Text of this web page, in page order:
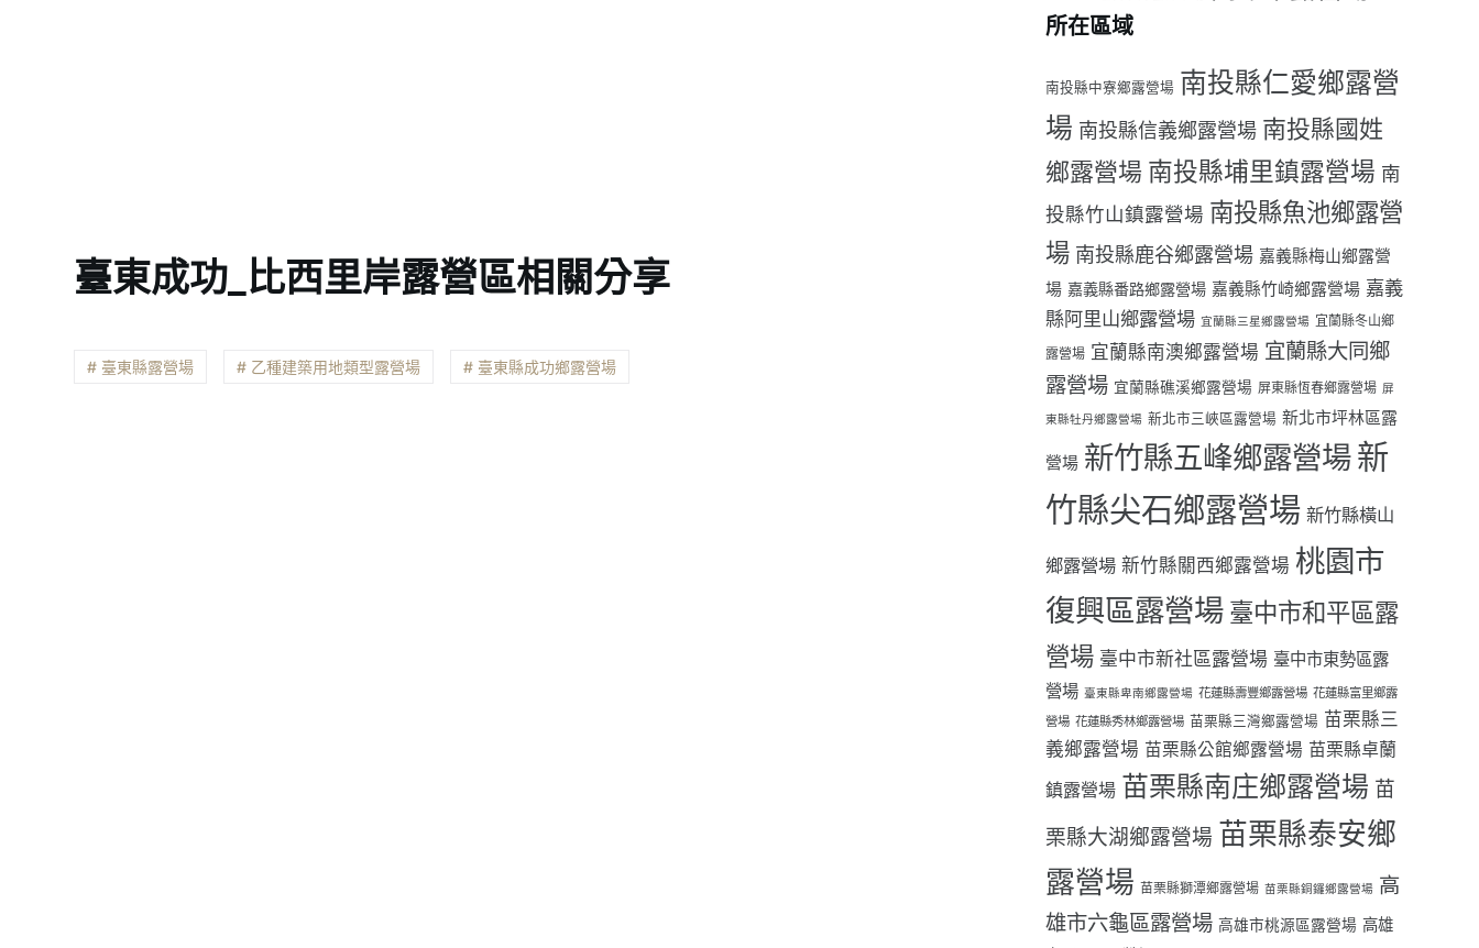
臺東成功_比西里岸露營區相關分享
# 臺東縣露營場 # 乙種建築用地類型露營場 # 臺東縣成功鄉露營場
所在區域
南投縣中寮鄉露營場 南投縣仁愛鄉露營
場 南投縣信義鄉露營場 南投縣國姓
鄉露營場 南投縣埔里鎮露營場 南
投縣竹山鎮露營場 南投縣魚池鄉露營
場 南投縣鹿谷鄉露營場 嘉義縣梅山鄉露營
場 嘉義縣番路鄉露營場 嘉義縣竹崎鄉露營場 嘉義
縣阿里山鄉露營場 宜蘭縣三星鄉露營場 宜蘭縣冬山鄉
露營場 宜蘭縣南澳鄉露營場 宜蘭縣大同鄉
露營場 宜蘭縣礁溪鄉露營場 屏東縣恆春鄉露營場 屏
東縣牡丹鄉露營場 新北市三峽區露營場 新北市坪林區露
營場 新竹縣五峰鄉露營場新
竹縣尖石鄉露營場 新竹縣橫山
鄉露營場 新竹縣關西鄉露營場 桃園市
復興區露營場 臺中市和平區露
營場 臺中市新社區露營場 臺中市東勢區露
營場 臺東縣卑南鄉露營場 花蓮縣壽豐鄉露營場 花蓮縣富里鄉露
營場 花蓮縣秀林鄉露營場 苗栗縣三灣鄉露營場 苗栗縣三
義鄉露營場 苗栗縣公館鄉露營場 苗栗縣卓蘭
鎮露營場 苗栗縣南庄鄉露營場 苗
栗縣大湖鄉露營場 苗栗縣泰安鄉
露營場 苗栗縣獅潭鄉露營場 苗栗縣銅鑼鄉露營場 高
雄市六龜區露營場 高雄市桃源區露營場 高雄